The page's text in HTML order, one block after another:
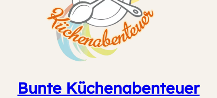
Bunte Küchenabenteuer